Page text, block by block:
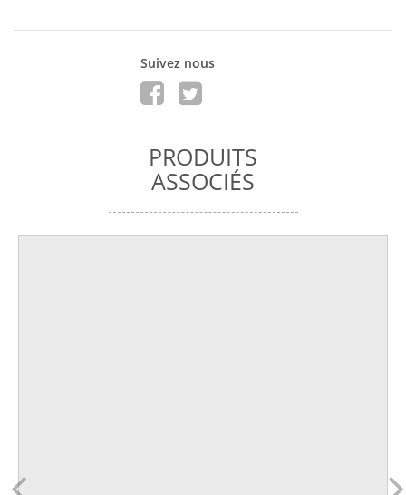
Suivez nous
PRODUITS
ASSOCIÉS